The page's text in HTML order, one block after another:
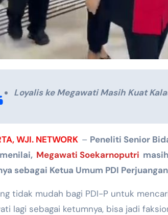
Loyalis ke Megawati Masih Kuat
WJI. NETWORK – Peneliti Senior
menilai, Megawati Soekarnoputri
sebagai Ketua Umum PDI
tidak mudah bagi PDI-P untuk
lagi sebagai ketumnya, bisa jadi